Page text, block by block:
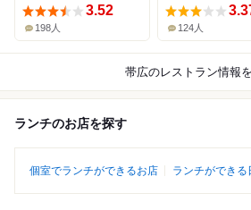
3.52
198人 124人
帯広のレストラン情報
ランチのお店を探す
個室でランチができるお店 ランチができ